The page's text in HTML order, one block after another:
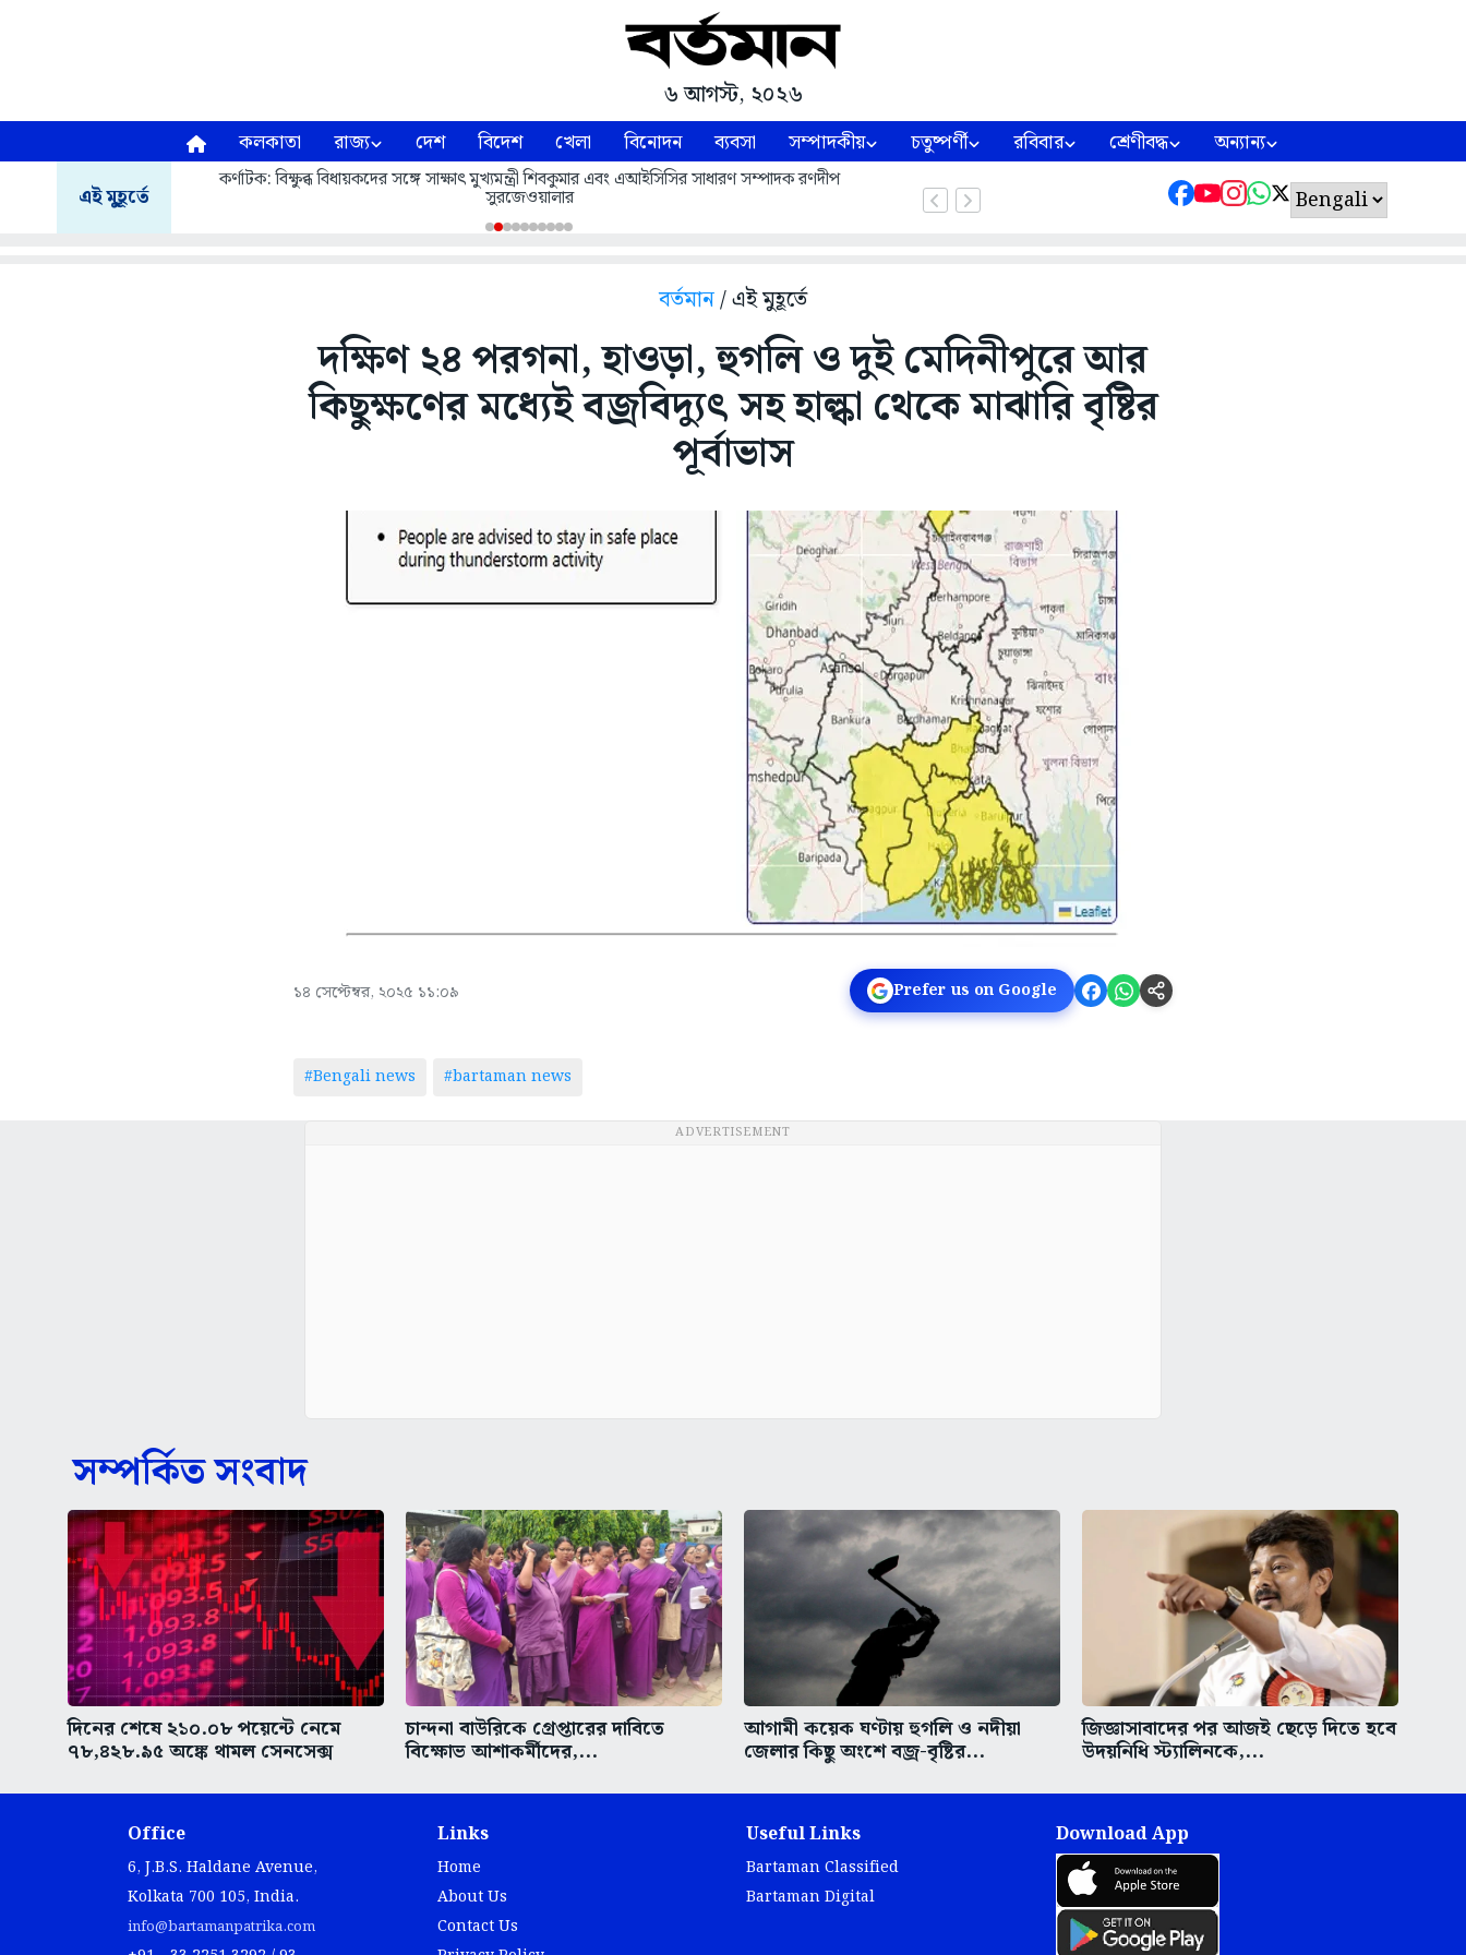
৬ আগস্ট, ২০২৬
কলকাতা রাজ্য দেশ বিদেশ খেলা বিনোদন ব্যবসা সম্পাদকীয় চতুষ্পর্ণী রবিবার শ্রেণীবদ্ধ অন্যান্য
এই মুহূর্তে
কর্ণাটক: বিক্ষুব্ধ বিধায়কদের সঙ্গে সাক্ষাৎ মুখ্যমন্ত্রী শিবকুমার এবং এআইসিসির সাধারণ সম্পাদক রণদীপ
সুরজেওয়ালার
বর্তমান/ এই মুহূর্তে
দক্ষিণ ২৪ পরগনা, হাওড়া, হুগলি ও দুই মেদিনীপুরে আর
কিছুক্ষণের মধ্যেই বজ্রবিদ্যুৎ সহ হাল্কা থেকে মাঝারি বৃষ্টির
পূর্বাভাস
১৪ সেপ্টেম্বর, ২০২৫ ১১:০৯ Prefer us on Google
#Bengali news #bartaman news
ADVERTISEMENT
সম্পর্কিত সংবাদ
দিনের শেষে ২১০.০৮ পয়েন্টে নেমে
৭৮,৪২৮.৯৫ অঙ্কে থামল সেনসেক্স
চান্দনা বাউরিকে গ্রেপ্তারের দাবিতে
বিক্ষোভ আশাকর্মীদের,...
আগামী কয়েক ঘণ্টায় হুগলি ও নদীয়া
জেলার কিছু অংশে বজ্র-বৃষ্টির...
জিজ্ঞাসাবাদের পর আজই ছেড়ে দিতে হবে
উদয়নিধি স্ট্যালিনকে,...
Office
6, J.B.S. Haldane Avenue,
Kolkata 700 105, India.
info@bartamanpatrika.com
Links
Home
About Us
Contact Us
Useful Links
Bartaman Classified
Bartaman Digital
Download App